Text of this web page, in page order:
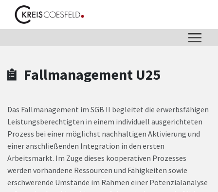
Zum Header
Zum Hauptinhalt
Zum Footer
Zum Hauptinhalt springen
Fallmanagement U25
Das Fallmanagement im SGB II begleitet die erwerbsfähigen
Leistungsberechtigten in einem individuell ausgerichteten
Prozess bei einer möglichst nachhaltigen Aktivierung und
einer anschließenden Integration in den ersten
Arbeitsmarkt. Im Zuge dieses kooperativen Prozesses
werden vorhandene Ressourcen und Fähigkeiten sowie
erschwerende Umstände im Rahmen einer Potenzialanalyse